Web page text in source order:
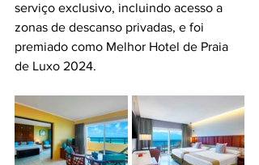
serviço exclusivo, incluindo acesso a
zonas de descanso privadas, e foi
premiado como Melhor Hotel de Praia
de Luxo 2024.